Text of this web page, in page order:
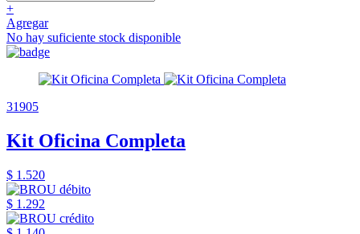
+
Agregar
No hay suficiente stock disponible
31905
Kit Oficina Completa
$ 1.520
$ 1.292